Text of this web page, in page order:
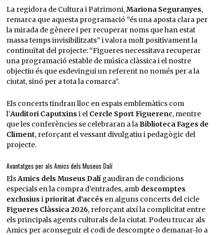
La regidora de Cultura i Patrimoni,Mariona Seguranyes,
remarca que aquesta programació “és una aposta clara per
la mirada de gènere i per recuperar noms que han estat
massa temps invisibilitzats” i valora molt positivament la
continuïtat del projecte: “Figueres necessitava recuperar
una programació estable de música clàssica i el nostre
objectiu és que esdevingui un referent no només per a la
ciutat, sinó per a tota la comarca”.
Els concerts tindran lloc en espais emblemàtics com
l’Auditori Caputxins i el Cercle Sport Figuerenc, mentre
que les conferències se celebraran a laBiblioteca Fages de
Climent, reforçant el vessant divulgatiu i pedagògic del
projecte.
Avantatges per als Amics dels Museus Dalí
ElsAmics dels Museus Dalígaudiran de condicions
especials en la compra d’entrades, amb descomptes
exclusius i prioritat d’accés en alguns concerts del cicle
Figueres Clàssica 2026, reforçant així la complicitat entre
els principals agents culturals de la ciutat. Podeu trucar als
Amics per aconseguir el codi de descompte o demanar-lo a